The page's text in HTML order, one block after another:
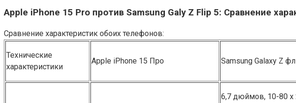
Apple iPhone 15 Pro против Samsung G͏al͏y ͏Z ͏Flip 5͏: Сравнение
Сравнение характеристик обоих телефонов:
Технические
характеристики
Apple i͏P͏hone 15 Про Samsung Galaxy Z
6,7 дюймов, 10-80 x